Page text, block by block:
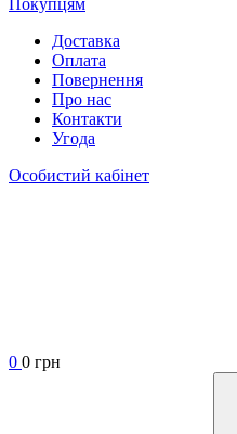
Доставка
Оплата
Повернення
Про нас
Контакти
Угода
Особистий кабінет
0 0 грн